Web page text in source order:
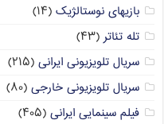
بازیهای نوستالژیک (۱۴)
تله تئاتر (۴۳)
سریال تلویزیونی ایرانی (۲۱۵)
سریال تلویزیونی خارجی (۸۰)
فیلم سینمایی ایرانی (۴۰۵)